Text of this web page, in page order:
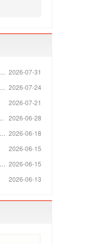
2026-07-31
2026-07-24
2026-07-21
2026-06-28
2026-06-18
2026-06-15
2026-06-15
2026-06-13